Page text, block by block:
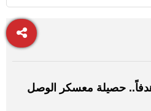
ودية بـ 14 هدفاً.. حصيلة معسكر الوصل